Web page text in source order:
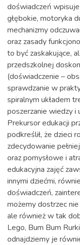
doświadczeń
głębokie, motoryka
mechanizmy
oraz zasady
to być zaskakujące,
przedszkolnej
(doświadczenie –
sprawdzanie w
spiralnym układem
poszerzanie wiedzy i
Prekursor edukacji
podkreślił, że dzieci
zdecydowanie
oraz pomysłowe i
edukacyjna zajęć
innymi dziećmi,
doświadczeń,
możemy dostrzec
ale również w tak
Lego, Bum Bum
odnajdziemy je